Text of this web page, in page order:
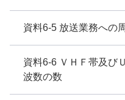
資料6-5 放送業務への
資料6-6 ＶＨＦ帯及び
波数の数